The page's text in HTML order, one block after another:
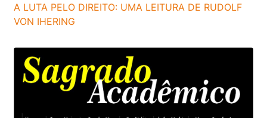
A LUTA PELO DIREITO: UMA LEITURA DE RUDOLF
VON IHERING